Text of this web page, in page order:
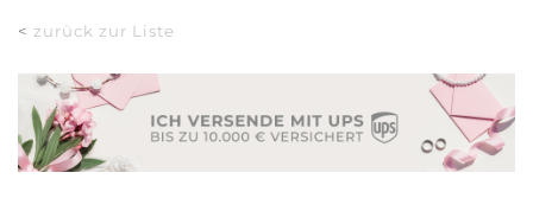
< zurück zur Liste